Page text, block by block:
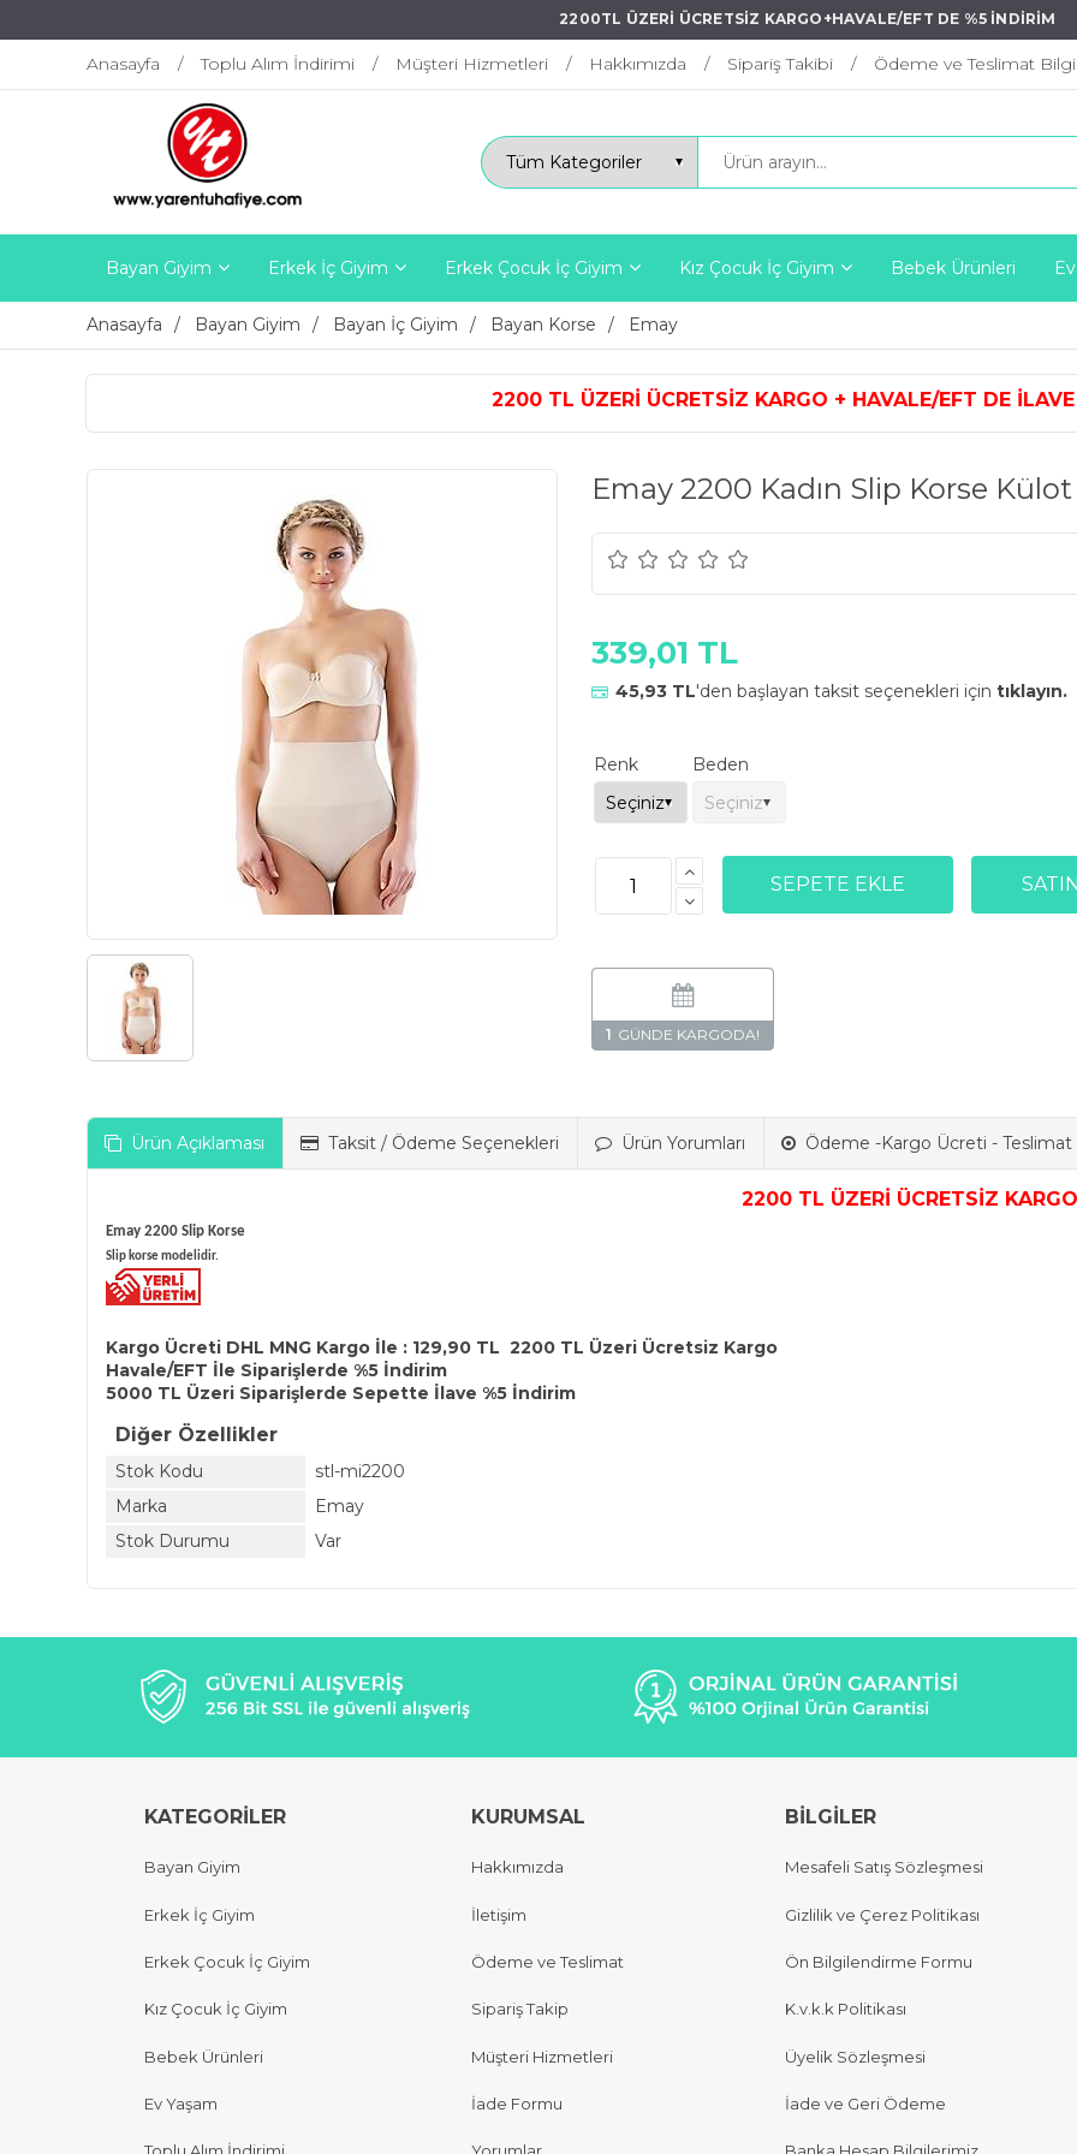
2200TL ÜZERİ ÜCRETSİZ KARGO+HAVALE/EFT DE %5 İNDİRİM
Anasayfa Toplu Alım İndirimi Müşteri Hizmetleri Hakkımızda Sipariş Takibi Ödeme ve Teslimat
Bayan Giyim Erkek İç Giyim Erkek Çocuk İç Giyim Kız Çocuk İç Giyim Bebek Ürünleri
Anasayfa Bayan Giyim Bayan İç Giyim Bayan Korse Emay
2200 TL ÜZERİ ÜCRETSİZ KARGO + HAVALE/EFT DE İLAVE %5
Emay 2200 Kadın Slip Korse
339,01 TL
45,93 TL'den başlayan taksit seçenekleri için tıklayın.
Renk Beden
1
Ürün Açıklaması Taksit / Ödeme Seçenekleri Ürün Yorumları Ödeme -Kargo Ücreti - Teslimat
2200 TL ÜZERİ ÜCRETSİZ KARGO
Emay 2200 Slip Korse
Slip korse modelidir.
Kargo Ücreti DHL MNG Kargo İle : 129,90 TL 2200 TL Üzeri Ücretsiz Kargo
Havale/EFT İle Siparişlerde %5 İndirim
5000 TL Üzeri Siparişlerde Sepette İlave %5 İndirim
Diğer Özellikler
Stok Kodu
stl-mi2200
Marka
Emay
Stok Durumu
Var
KATEGORİLER
Bayan Giyim
Erkek İç Giyim
Erkek Çocuk İç Giyim
Kız Çocuk İç Giyim
Bebek Ürünleri
Ev Yaşam
KURUMSAL
Hakkımızda
İletişim
Ödeme ve Teslimat
Sipariş Takip
Müşteri Hizmetleri
İade Formu
BİLGİLER
Mesafeli Satış Sözleşmesi
Gizlilik ve Çerez Politikası
Ön Bilgilendirme Formu
K.v.k.k Politikası
Üyelik Sözleşmesi
İade ve Geri Ödeme